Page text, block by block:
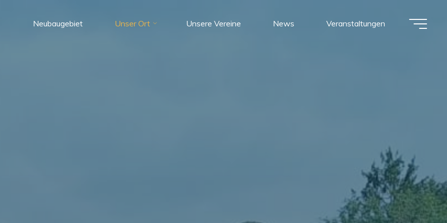
Neubaugebiet Unser Ort Unsere Vereine News Veranstaltungen